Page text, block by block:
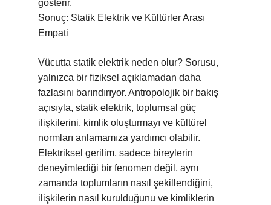
gösterir.
Sonuç: Statik Elektrik ve Kültürler Arası
Empati
Vücutta statik elektrik neden olur? Sorusu,
yalnızca bir fiziksel açıklamadan daha
fazlasını barındırıyor. Antropolojik bir bakış
açısıyla, statik elektrik, toplumsal güç
ilişkilerini, kimlik oluşturmayı ve kültürel
normları anlamamıza yardımcı olabilir.
Elektriksel gerilim, sadece bireylerin
deneyimlediği bir fenomen değil, aynı
zamanda toplumların nasıl şekillendiğini,
ilişkilerin nasıl kurulduğunu ve kimliklerin